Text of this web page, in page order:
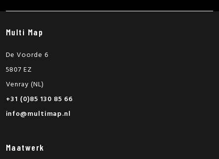
Multi Map
De Voorde 6
5807 EZ
Venray (NL)
+31 (0)85 130 85 66
info@multimap.nl
Maatwerk